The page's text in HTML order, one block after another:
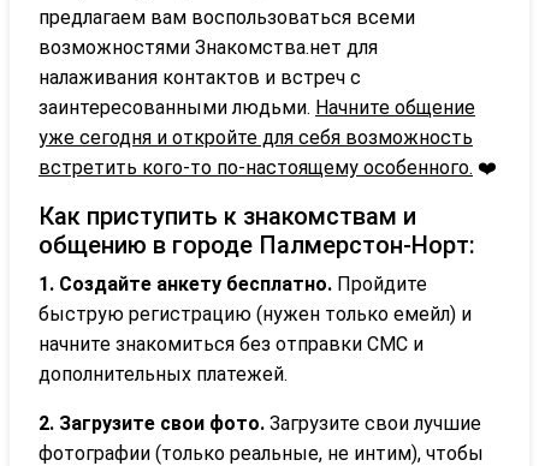
предлагаем вам воспользоваться всеми
возможностями Знакомства.нет для
налаживания контактов и встреч с
заинтересованными людьми. Начните общение
уже сегодня и откройте для себя возможность
встретить кого-то по-настоящему особенного. ❤️
Как приступить к знакомствам и
общению в городе Палмерстон-Норт:
1. Создайте анкету бесплатно. Пройдите
быструю регистрацию (нужен только емейл) и
начните знакомиться без отправки СМС и
дополнительных платежей.
2. Загрузите свои фото. Загрузите свои лучшие
фотографии (только реальные, не интим), чтобы